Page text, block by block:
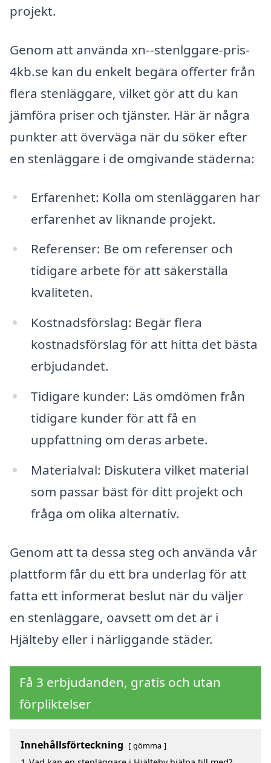
projekt.
Genom att använda xn--stenlggare-pris-
4kb.se kan du enkelt begära offerter från
flera stenläggare, vilket gör att du kan
jämföra priser och tjänster. Här är några
punkter att överväga när du söker efter
en stenläggare i de omgivande städerna:
Erfarenhet: Kolla om stenläggaren har
erfarenhet av liknande projekt.
Referenser: Be om referenser och
tidigare arbete för att säkerställa
kvaliteten.
Kostnadsförslag: Begär flera
kostnadsförslag för att hitta det bästa
erbjudandet.
Tidigare kunder: Läs omdömen från
tidigare kunder för att få en
uppfattning om deras arbete.
Materialval: Diskutera vilket material
som passar bäst för ditt projekt och
fråga om olika alternativ.
Genom att ta dessa steg och använda vår
plattform får du ett bra underlag för att
fatta ett informerat beslut när du väljer
en stenläggare, oavsett om det är i
Hjälteby eller i närliggande städer.
Få 3 erbjudanden, gratis och utan
förpliktelser
Innehållsförteckning gömma